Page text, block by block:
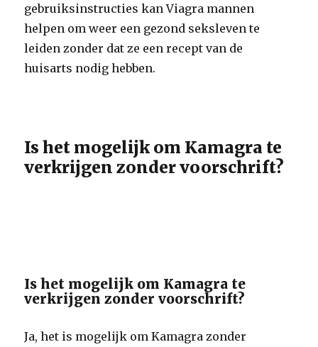
gebruiksinstructies kan Viagra mannen
helpen om weer een gezond seksleven te
leiden zonder dat ze een recept van de
huisarts nodig hebben.
Is het mogelijk om Kamagra te
verkrijgen zonder voorschrift?
Is het mogelijk om Kamagra te
verkrijgen zonder voorschrift?
Ja, het is mogelijk om Kamagra zonder